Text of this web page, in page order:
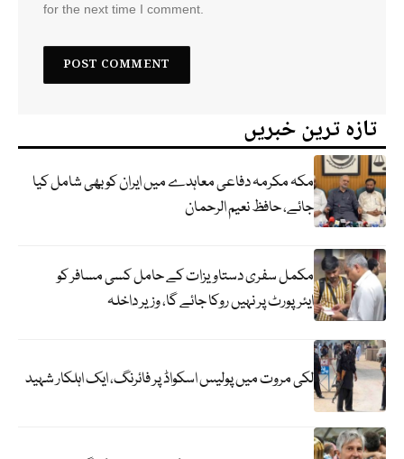
for the next time I comment.
تازہ ترین خبریں
مکہ مکرمہ دفاعی معاہدے میں ایران کو بھی شامل کیا
جائے، حافظ نعیم الرحمان
مکمل سفری دستاویزات کے حامل کسی مسافر کو
ایئرپورٹ پر نہیں روکا جائے گا، وزیر داخلہ
لکی مروت میں پولیس اسکواڈ پر فائرنگ، ایک اہلکار شہید